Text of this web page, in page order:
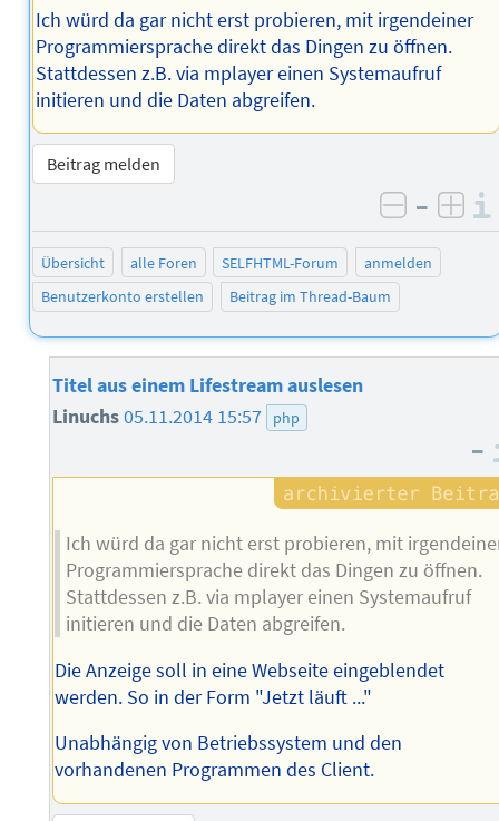
Ich würd da gar nicht erst probieren, mit irgendeiner
Programmiersprache direkt das Dingen zu öffnen.
Stattdessen z.B. via mplayer einen Systemaufruf
initieren und die Daten abgreifen.
Beitrag melden
negativ
–
Übersicht alle Foren SELFHTML-Forum
anmelden
Benutzerkonto erstellen
Beitrag im Thread-Baum
Titel aus einem Lifestream auslesen
Linuchs05.11.2014 15:57 php
–
Ich würd da gar nicht erst probieren, mit
Programmiersprache direkt das Dingen zu öffnen.
Stattdessen z.B. via mplayer einen Systemaufruf
initieren und die Daten abgreifen.
Die Anzeige soll in eine Webseite eingeblendet
werden. So in der Form "Jetzt läuft ..."
Unabhängig von Betriebssystem und den
vorhandenen Programmen des Client.